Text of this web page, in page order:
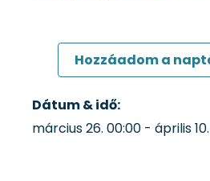
Hozzáadom a
Dátum & idő:
március 26. 00:00 - április 10.